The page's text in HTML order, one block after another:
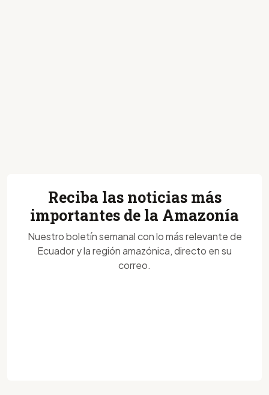
Reciba las noticias más
importantes de la Amazonía
Nuestro boletín semanal con lo más relevante de
Ecuador y la región amazónica, directo en su
correo.